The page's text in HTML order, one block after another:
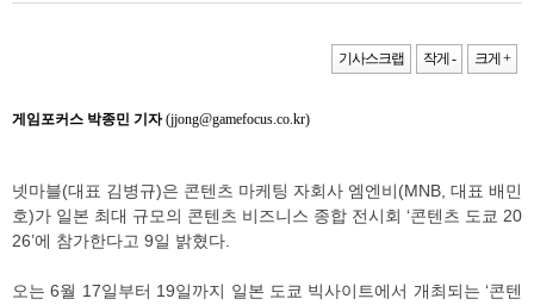
기사스크랩 작게 - 크게 +
게임포커스 박종민 기자(jjong@gamefocus.co.kr)
넷마블(대표 김병규)은 콘텐츠 마케팅 자회사 엠엔비(MNB, 대표 배민
호)가 일본 최대 규모의 콘텐츠 비즈니스 종합 전시회 ‘콘텐츠 도쿄 20
26’에 참가한다고 9일 밝혔다.
오는 6월 17일부터 19일까지 일본 도쿄 빅사이트에서 개최되는 ‘콘텐